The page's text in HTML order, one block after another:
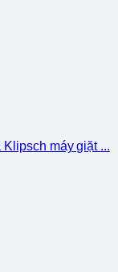
Klipsch máy giặt ...